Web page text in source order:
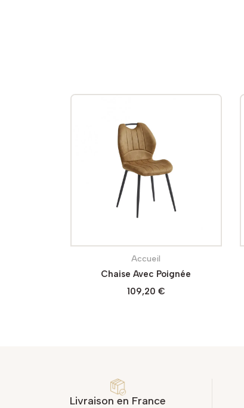
Accueil
Chaise Angela
126,80 €
Livraison en France